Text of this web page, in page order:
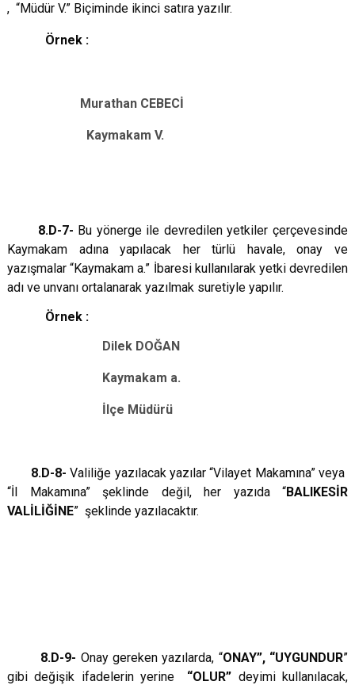
, “Müdür V.” Biçiminde ikinci satıra yazılır.
Örnek :
Murathan CEBECİ
Kaymakam V.
8.D-7- Bu yönerge ile devredilen yetkiler çerçevesinde
Kaymakam adına yapılacak her türlü havale, onay ve
yazışmalar “Kaymakam a.” İbaresi kullanılarak yetki devredilen
adı ve unvanı ortalanarak yazılmak suretiyle yapılır.
Örnek :
Dilek DOĞAN
Kaymakam a.
İlçe Müdürü
8.D-8-Valiliğe yazılacak yazılar “Vilayet Makamına” veya
“İl Makamına” şeklinde değil, her yazıda “BALIKESİR
VALİLİĞİNE” şeklinde yazılacaktır.
8.D-9- Onay gereken yazılarda, “ONAY”, “UYGUNDUR”
gibi değişik ifadelerin yerine “OLUR” deyimi kullanılacak,